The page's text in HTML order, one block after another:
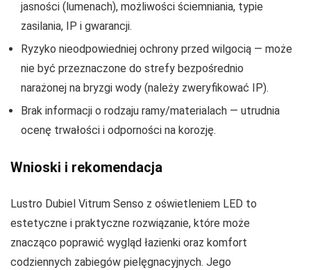
jasności (lumenach), możliwości ściemniania, typie
zasilania, IP i gwarancji.
Ryzyko nieodpowiedniej ochrony przed wilgocią — może
nie być przeznaczone do strefy bezpośrednio
narażonej na bryzgi wody (należy zweryfikować IP).
Brak informacji o rodzaju ramy/materialach — utrudnia
ocenę trwałości i odporności na korozję.
Wnioski i rekomendacja
Lustro Dubiel Vitrum Senso z oświetleniem LED to
estetyczne i praktyczne rozwiązanie, które może
znacząco poprawić wygląd łazienki oraz komfort
codziennych zabiegów pielęgnacyjnych. Jego